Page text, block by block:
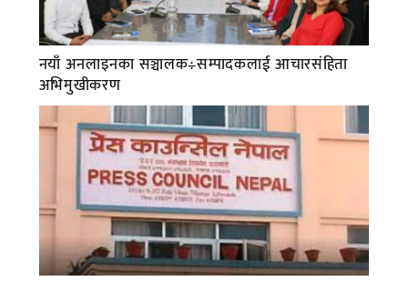
नयाँ अनलाइनका सञ्चालक÷सम्पादकलाई आचारसंहिता
अभिमुखीकरण